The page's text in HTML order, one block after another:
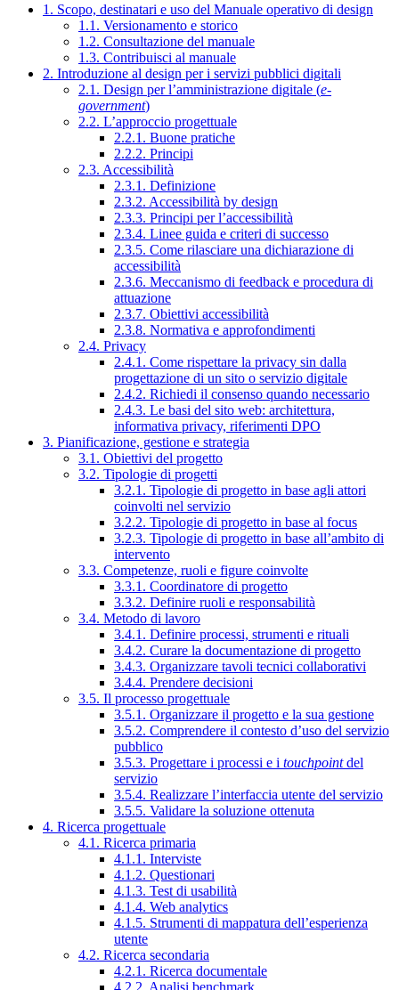
1. Scopo, destinatari e uso del Manuale operativo di design
1.1. Versionamento e storico
1.2. Consultazione del manuale
1.3. Contribuisci al manuale
2. Introduzione al design per i servizi pubblici digitali
2.1. Design per l’amministrazione digitale (e-
government)
2.2. L’approccio progettuale
2.2.1. Buone pratiche
2.2.2. Principi
2.3. Accessibilità
2.3.1. Definizione
2.3.2. Accessibilità by design
2.3.3. Principi per l’accessibilità
2.3.4. Linee guida e criteri di successo
2.3.5. Come rilasciare una dichiarazione di
accessibilità
2.3.6. Meccanismo di feedback e procedura di
attuazione
2.3.7. Obiettivi accessibilità
2.3.8. Normativa e approfondimenti
2.4. Privacy
2.4.1. Come rispettare la privacy sin dalla
progettazione di un sito o servizio digitale
2.4.2. Richiedi il consenso quando necessario
2.4.3. Le basi del sito web: architettura,
informativa privacy, riferimenti DPO
3. Pianificazione, gestione e strategia
3.1. Obiettivi del progetto
3.2. Tipologie di progetti
3.2.1. Tipologie di progetto in base agli attori
coinvolti nel servizio
3.2.2. Tipologie di progetto in base al focus
3.2.3. Tipologie di progetto in base all’ambito di
intervento
3.3. Competenze, ruoli e figure coinvolte
3.3.1. Coordinatore di progetto
3.3.2. Definire ruoli e responsabilità
3.4. Metodo di lavoro
3.4.1. Definire processi, strumenti e rituali
3.4.2. Curare la documentazione di progetto
3.4.3. Organizzare tavoli tecnici collaborativi
3.4.4. Prendere decisioni
3.5. Il processo progettuale
3.5.1. Organizzare il progetto e la sua gestione
3.5.2. Comprendere il contesto d’uso del servizio
pubblico
3.5.3. Progettare i processi e i touchpointdel
servizio
3.5.4. Realizzare l’interfaccia utente del servizio
3.5.5. Validare la soluzione ottenuta
4. Ricerca progettuale
4.1. Ricerca primaria
4.1.1. Interviste
4.1.2. Questionari
4.1.3. Test di usabilità
4.1.4. Web analytics
4.1.5. Strumenti di mappatura dell’esperienza
utente
4.2. Ricerca secondaria
4.2.1. Ricerca documentale
4.2.2. Analisi benchmark